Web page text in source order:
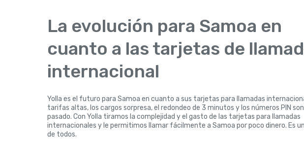
La evolución para Samoa en
cuanto a las tarjetas de
internacional
Yolla es el futuro para Samoa en cuanto a sus tarjetas para llamadas
tarifas altas, los cargos sorpresa, el redondeo de 3 minutos y los números PIN son
pasado. Con Yolla tiramos la complejidad y el gasto de las tarjetas para llamadas
internacionales y le permitimos llamar fácilmente a Samoa por poco dinero. Es
de todos.